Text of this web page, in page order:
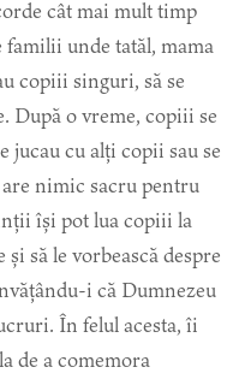
cât mai mult timp
unde tatăl, mama
copiii singuri, să se
După o vreme, copiii se
jucau cu alți copii sau se
nimic sacru pentru
își pot lua copiii la
să le vorbească despre
i că Dumnezeu
În felul acesta, îi
de a comemora